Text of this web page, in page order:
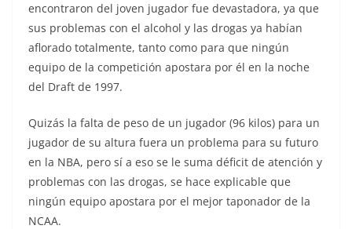
encontraron del joven jugador fue devastadora, ya que
sus problemas con el alcohol y las drogas ya habían
aflorado totalmente, tanto como para que ningún
equipo de la competición apostara por él en la noche
del Draft de 1997.
Quizás la falta de peso de un jugador (96 kilos) para un
jugador de su altura fuera un problema para su futuro
en la NBA, pero sí a eso se le suma déficit de atención y
problemas con las drogas, se hace explicable que
ningún equipo apostara por el mejor taponador de la
NCAA.